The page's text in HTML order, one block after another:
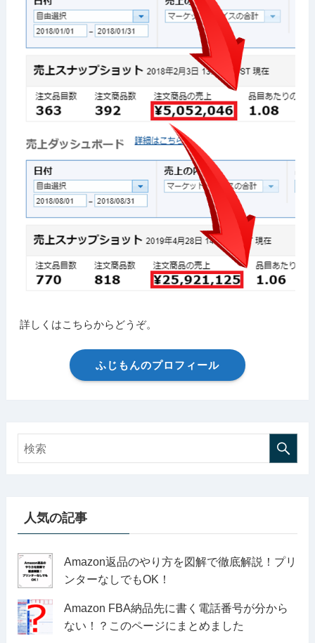
詳しくはこちらからどうぞ。
ふじもんのプロフィール
人気の記事
Amazon返品のやり方を図解で徹底解説！プリ
ンターなしでもOK！
Amazon FBA納品先に書く電話番号が分から
ない！？このページにまとめました